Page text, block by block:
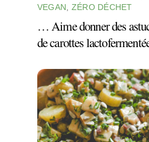
VEGAN
ZÉRO DÉCHET
… Aime donner des
de carottes